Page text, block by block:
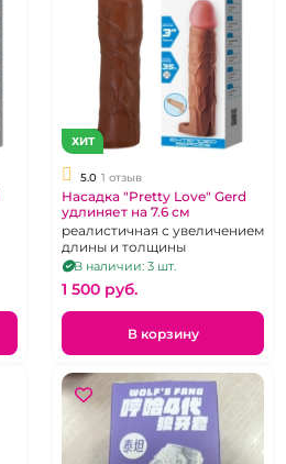
ХИТ
5.0 1 отзыв
Насадка "Pretty Love" Gerd
удлиняет на 7.6 см
реалистичная с увеличением
длины и толщины
В наличии: 3 шт.
1 500 pуб.
В корзину